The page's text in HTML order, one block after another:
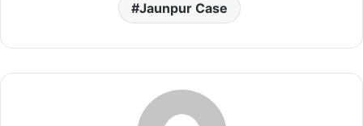
Jaunpur Case